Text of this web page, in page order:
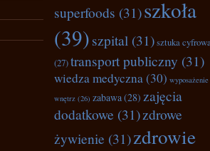
superfoods (31)szkoła
(39)szpital (31)sztuka
(27)transport publiczny (31)
wiedza medyczna(30) wyposażenie
wnętrz (26) zabawa(28) zajęcia
dodatkowe (31)zdrowe
żywienie (31)zdrowie